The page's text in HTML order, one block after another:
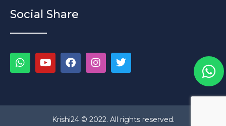
Social Share
Krishi24 © 2022. All rights reserved.